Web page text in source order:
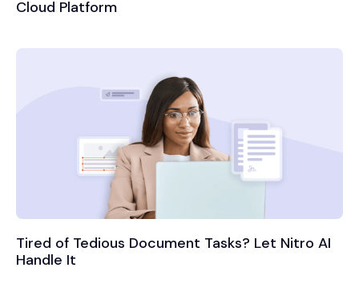
Cloud Platform
Tired of Tedious Document Tasks? Let Nitro AI
Handle It